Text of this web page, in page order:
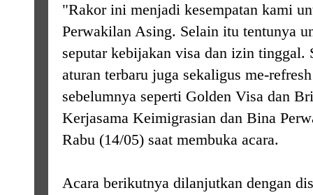
"Rakor ini menjadi kesempatan kami
Perwakilan Asing. Selain itu tentunya
seputar kebijakan visa dan izin tinggal.
aturan terbaru juga sekaligus me-
sebelumnya seperti Golden Visa dan
Kerjasama Keimigrasian dan Bina
Rabu (14/05) saat membuka acara.
Acara berikutnya dilanjutkan dengan